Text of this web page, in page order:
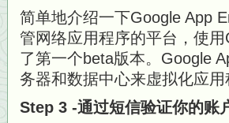
简单地介绍一下Google App
管网络应用程序的平台，使
了第一个beta版本。Google
务器和数据中心来虚拟化应用
Step 3 -通过短信验证你的账